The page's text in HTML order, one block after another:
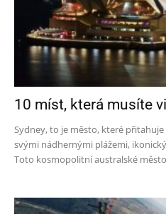
10 míst, která musíte
Sydney, to je město, které
svými nádhernými plážemi,
Toto kosmopolitní australské